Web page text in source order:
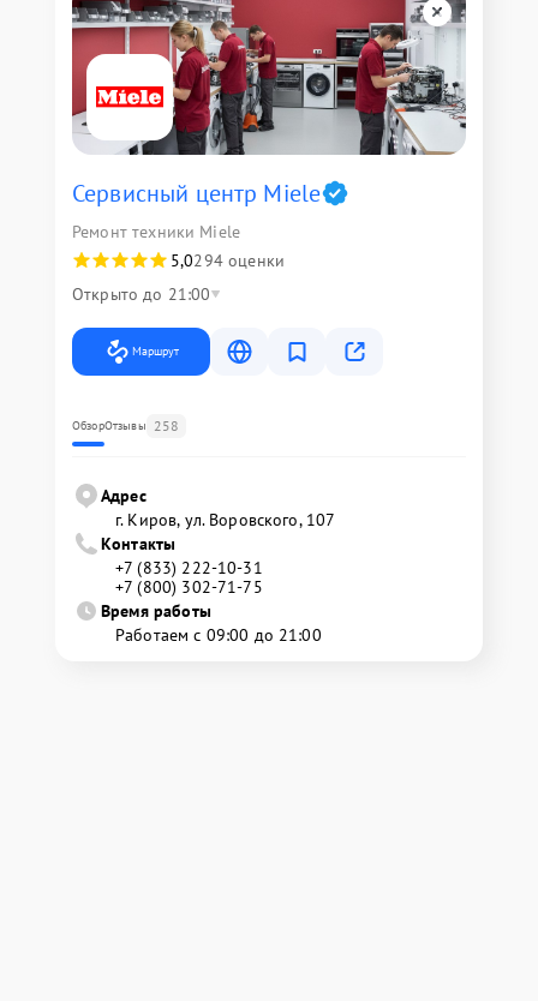
Сервисный центр Miele
Ремонт техники Miele
5,0294 оценки
Открыто до 21:00
Маршрут
ОбзорОтзывы 258
Адрес
г. Киров, ул. Воровского, 107
Контакты
+7 (833) 222-10-31
+7 (800) 302-71-75
Время работы
Работаем с 09:00 до 21:00